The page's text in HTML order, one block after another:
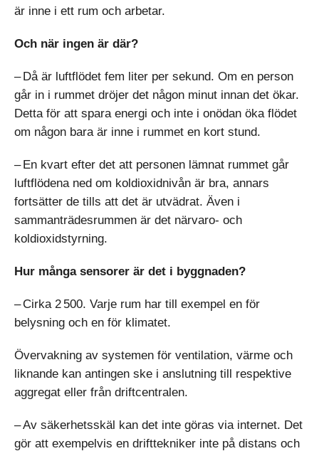
är inne i ett rum och arbetar.
Och när ingen är där?
– Då är luftflödet fem liter per sekund. Om en person
går in i rummet dröjer det någon minut innan det ökar.
Detta för att spara energi och inte i onödan öka flödet
om någon bara är inne i rummet en kort stund.
– En kvart efter det att personen lämnat rummet går
luftflödena ned om koldioxidnivån är bra, annars
fortsätter de tills att det är utvädrat. Även i
sammanträdesrummen är det närvaro- och
koldioxidstyrning.
Hur många sensorer är det i byggnaden?
– Cirka 2 500. Varje rum har till exempel en för
belysning och en för klimatet.
Övervakning av systemen för ventilation, värme och
liknande kan antingen ske i anslutning till respektive
aggregat eller från driftcentralen.
– Av säkerhetsskäl kan det inte göras via internet. Det
gör att exempelvis en drifttekniker inte på distans och